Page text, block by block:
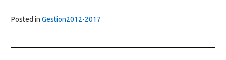
Posted in Gestion2012-2017